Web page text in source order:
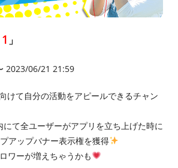
」
2023/06/21 21:59
けて自分の活動をアピールできるチャン
て全ユーザーがアプリを立ち上げた時に
アップバナー表示権を獲得
ワーが増えちゃうかも